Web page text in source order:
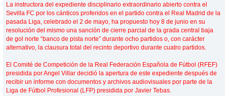
La instructora del expediente disciplinario extraordinario abierto contra el
Sevilla FC por los cánticos proferidos en el partido contra el Real Madrid de la
pasada Liga, celebrado el 2 de mayo, ha propuesto hoy 8 de junio en su
resolución del mismo una sanción de cierre parcial de la grada central baja
de gol norte “banco de pista norte” durante ocho partidos o, con carácter
alternativo, la clausura total del recinto deportivo durante cuatro partidos.
El Comité de Competición de la Real Federación Española de Fútbol (RFEF)
presidida por Angel Villar decidió la apertura de este expediente después de
recibir un informe con documentos y archivos audiovisuales por parte de la
Liga de Fútbol Profesional (LFP) presidida por Javier Tebas.‎